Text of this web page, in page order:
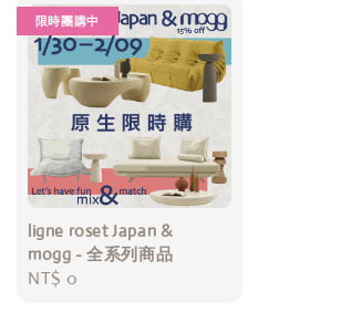
限時團購中
ligne roset Japan &
mogg - 全系列商品
Regular
NT$ 0